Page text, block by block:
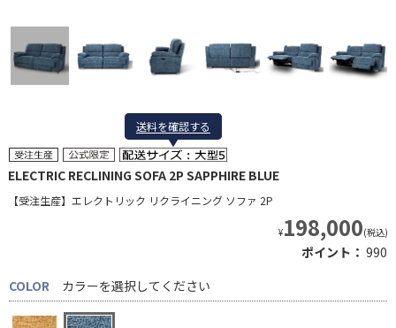
送料を確認する
送料を確認する
ELECTRIC RECLINING SOFA 2P SAPPHIRE BLUE
【受注生産】エレクトリック リクライニング ソファ 2P
¥198,000(税込)
ポイント： 990
COLOR
カラーを選択してください